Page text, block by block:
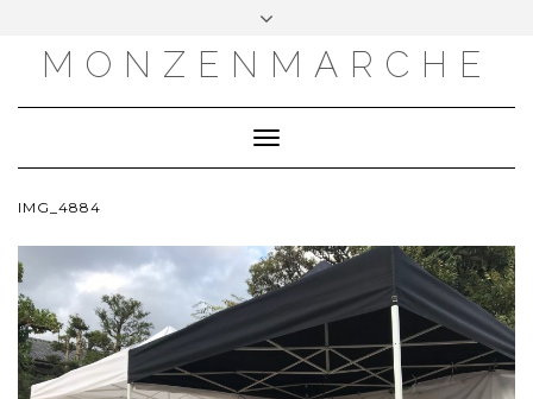
MONZENMARCHE
Toggle
Navigation
IMG_4884